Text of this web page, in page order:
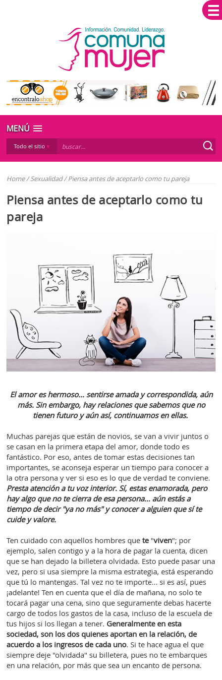
MENÚ
Todo el sitio
Home/Sexualidad/Piensa antes de aceptarlo como tu pareja
Piensa antes de aceptarlo como tu
pareja
El amor es hermoso... sentirse amada y correspondida, aún
más. Sin embargo, hay relaciones que sabemos que no
tienen futuro y aún así, continuamos en ellas.
Muchas parejas que están de novios, se van a vivir juntos o
se casan en la primera etapa del amor, donde todo es
fantástico. Por eso, antes de tomar estas decisiones tan
importantes, se aconseja esperar un tiempo para conocer a
la otra persona y ver si eso es lo que de verdad te conviene.
Presta atención a tu voz interior. Sí, estas enamorada, pero
hay algo que no te cierra de esa persona... aún estás a
tiempo de decir "ya no más" y conocer a alguien que sí te
cuide y valore.
Ten cuidado con aquellos hombres quete"viven"; por
ejemplo, salen contigo y a la hora de pagar la cuenta, dicen
que se han dejado la billetera olvidada. Esto puede pasar una
vez, pero si usa siempre la misma estrategia, está esperando
que tú lo mantengas. Tal vez no te importe... si es así, pues
¡adelante! Ten en cuenta que el día de mañana, no solo te
tocará pagar una cena, sino que seguramente debas hacerte
cargo de todos los gastos de la casa, incluso de la escuela de
tus hijos si los llegan a tener. Generalmente en esta
sociedad, son los dos quienes aportan en la relación, de
acuerdo a los ingresos de cada uno. Si te hace agua el que
siempre deje "olvidada" su billetera, pues no te embarques
en una relación, por más que sea un encanto de persona.